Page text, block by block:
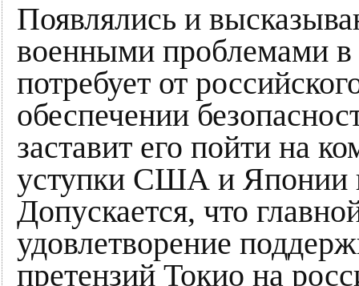
Появлялись и
военными проблемами в
потребует от
обеспечении
заставит его пойти на
уступки США и Японии
Допускается, что
удовлетворение
претензий Токио на